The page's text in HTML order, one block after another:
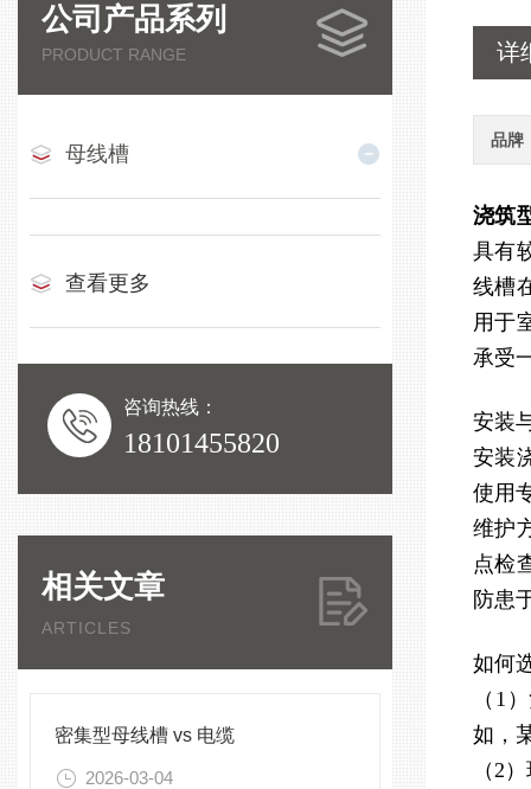
公司产品系列
PRODUCT RANGE
母线槽
查看更多
咨询热线：
18101455820
相关文章
ARTICLES
密集型母线槽 vs 电缆
2026-03-04
详
品牌
浇筑
具有
线槽
用于
承受
安装
安装
使用
维护
点检
防患
如何
（1
如，
（2